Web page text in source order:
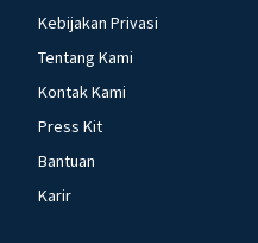
Kebijakan Privasi
Tentang Kami
Kontak Kami
Press Kit
Bantuan
Karir